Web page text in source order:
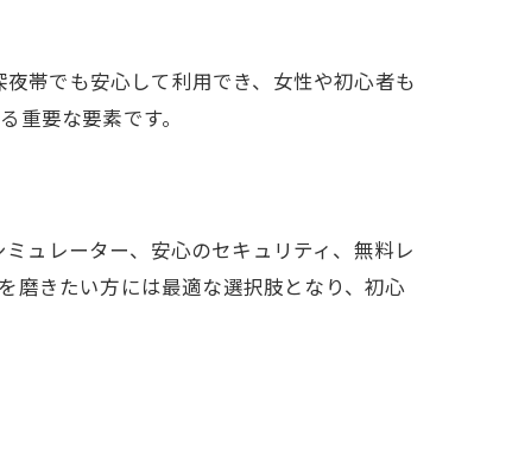
帯でも安心して利用でき、女性や初心者も
要な要素です。
ュレーター、安心のセキュリティ、無料レ
磨きたい方には最適な選択肢となり、初心